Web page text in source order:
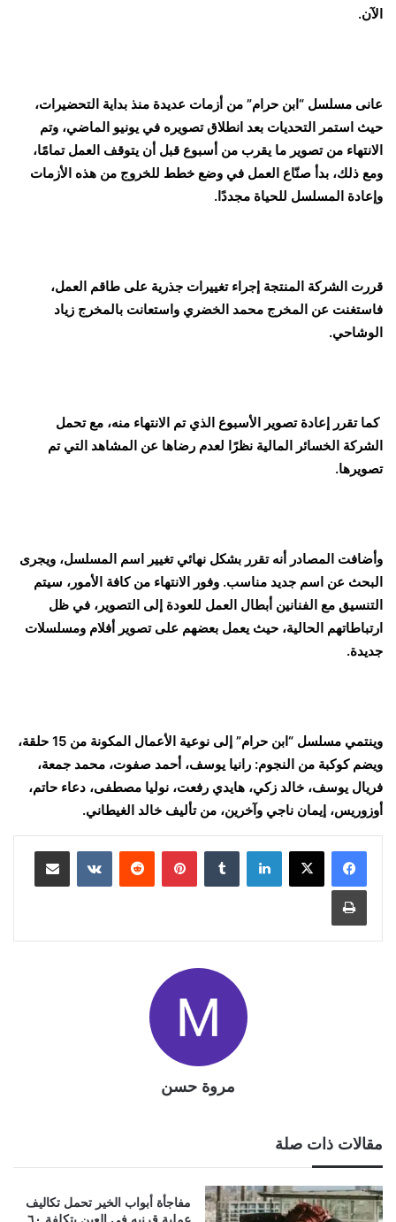
الآن.
عانى مسلسل “ابن حرام” من أزمات عديدة منذ بداية التحضيرات،
حيث استمر التحديات بعد انطلاق تصويره في يونيو الماضي، وتم
الانتهاء من تصوير ما يقرب من أسبوع قبل أن يتوقف العمل تمامًا،
ومع ذلك، بدأ صنّاع العمل في وضع خطط للخروج من هذه الأزمات
وإعادة المسلسل للحياة مجددًا.
قررت الشركة المنتجة إجراء تغييرات جذرية على طاقم العمل،
فاستغنت عن المخرج محمد الخضري واستعانت بالمخرج زياد
الوشاحي.
كما تقرر إعادة تصوير الأسبوع الذي تم الانتهاء منه، مع تحمل
الشركة الخسائر المالية نظرًا لعدم رضاها عن المشاهد التي تم
تصويرها.
وأضافت المصادر أنه تقرر بشكل نهائي تغيير اسم المسلسل، ويجرى
البحث عن اسم جديد مناسب. وفور الانتهاء من كافة الأمور، سيتم
التنسيق مع الفنانين أبطال العمل للعودة إلى التصوير، في ظل
ارتباطاتهم الحالية، حيث يعمل بعضهم على تصوير أفلام ومسلسلات
جديدة.
وينتمي مسلسل “ابن حرام” إلى نوعية الأعمال المكونة من 15 حلقة،
ويضم كوكبة من النجوم: رانيا يوسف، أحمد صفوت، محمد جمعة،
فريال يوسف، خالد زكي، هايدي رفعت، نوليا مصطفى، دعاء حاتم،
أوزوريس، إيمان ناجي وآخرين، من تأليف خالد الغيطاني.
لينكدإن بينتيريست مشاركة عبر البريد
طباعة
مروة حسن
مقالات ذات صلة
مفاجأة أبواب الخير تحمل تكاليف